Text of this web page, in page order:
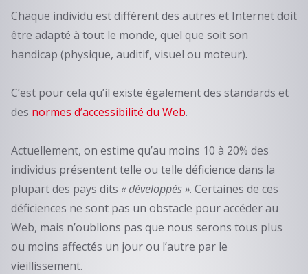
Chaque individu est différent des autres et Internet doit
être adapté à tout le monde, quel que soit son
handicap (physique, auditif, visuel ou moteur).
C’est pour cela qu’il existe également des standards et
des normes d’accessibilité du Web.
Actuellement, on estime qu’au moins 10 à 20% des
individus présentent telle ou telle déficience dans la
plupart des pays dits « développés ». Certaines de ces
déficiences ne sont pas un obstacle pour accéder au
Web, mais n’oublions pas que nous serons tous plus
ou moins affectés un jour ou l’autre par le
vieillissement.